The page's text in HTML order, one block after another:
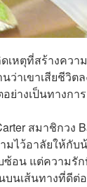
เหตุที่สร้างคว
นว่าเขาเสียชีวิ
ย่างเป็นทางการ
สมาชิกวง
ไว้อาลัยให้กับ
น แต่ความรักที่
บนเส้นทางที่ดี